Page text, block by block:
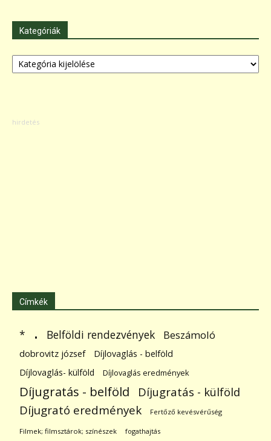
Kategóriák
Kategóriák
Címkék
* . Belföldi rendezvények Beszámoló
dobrovitz józsef
Díjlovaglás - belföld
Díjlovaglás- külföld
Díjlovaglás eredmények
Díjugratás - belföld Díjugratás - külföld
Díjugrató eredmények Fertőző kevésvérűség
Filmek; filmsztárok; színészek fogathajtás